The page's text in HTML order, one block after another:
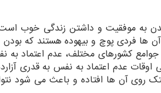
به موفقیت و داشتن زندگی خوب
ها فردی پوچ و بیهوده هستند که
کشورهای مختلف، عدم اعتماد
عدم اعتماد به نفس به قدری
روی آن ها افتاده و باعث می شود